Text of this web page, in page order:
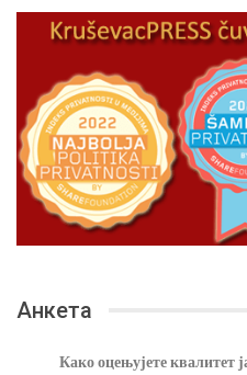
Анкета
Како оцењујете квалитет